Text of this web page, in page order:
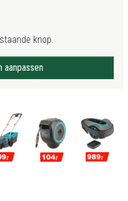
knop.
aanpassen